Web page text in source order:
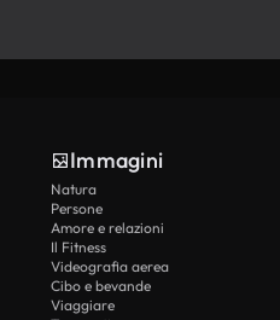
Immagini
Natura
Persone
Amore e relazioni
Il Fitness
Videografia aerea
Cibo e bevande
Viaggiare